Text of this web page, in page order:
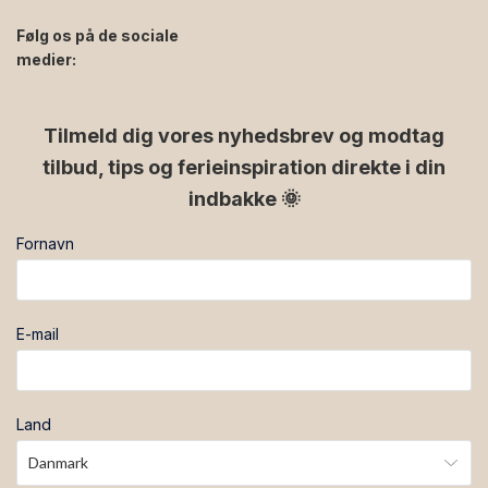
Følg os på de sociale
medier:
Tilmeld dig vores nyhedsbrev og modtag
tilbud, tips og ferieinspiration direkte i din
indbakke 🌞
Fornavn
E-mail
Land